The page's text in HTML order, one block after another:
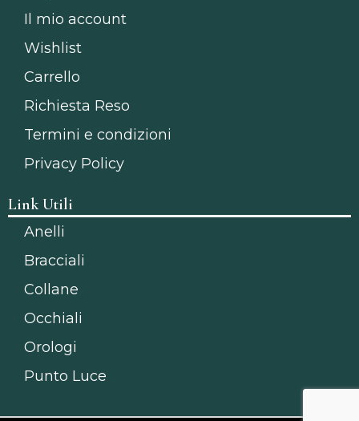
Il mio account
Wishlist
Carrello
Richiesta Reso
Termini e condizioni
Privacy Policy
Link Utili
Anelli
Bracciali
Collane
Occhiali
Orologi
Punto Luce